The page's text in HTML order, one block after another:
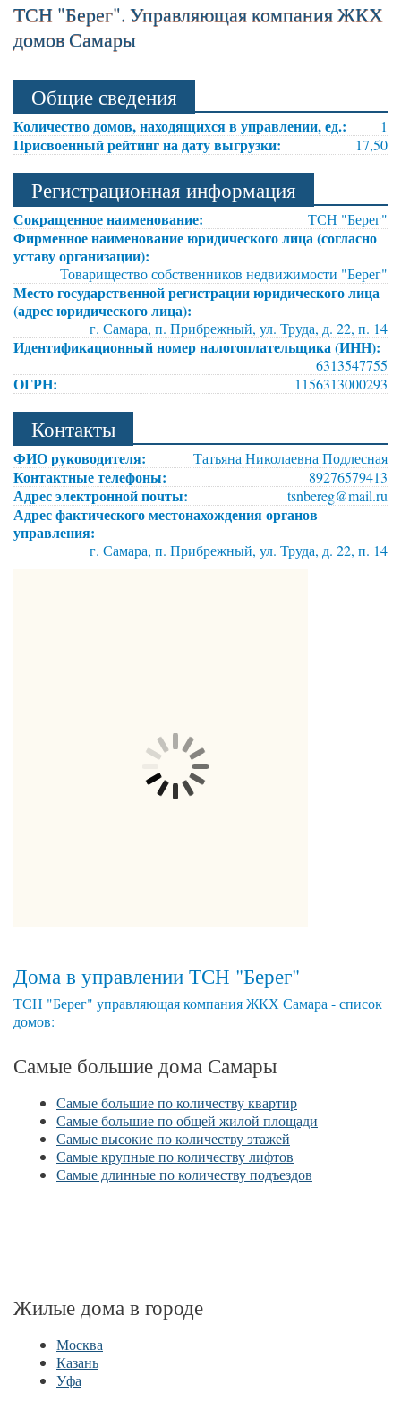
ТСН "Берег". Управляющая компания ЖКХ
домов Самары
Общие сведения
Количество домов, находящихся в управлении, ед.: 1
Присвоенный рейтинг на дату выгрузки: 17,50
Регистрационная информация
Сокращенное наименование: ТСН "Берег"
Фирменное наименование юридического лица (согласно
уставу организации):
Товарищество собственников недвижимости "Берег"
Место государственной регистрации юридического лица
(адрес юридического лица):
г. Самара, п. Прибрежный, ул. Труда, д. 22, п. 14
Идентификационный номер налогоплательщика (ИНН):
6313547755
ОГРН: 1156313000293
Контакты
ФИО руководителя: Татьяна Николаевна Подлесная
Контактные телефоны: 89276579413
Адрес электронной почты: tsnbereg@mail.ru
Адрес фактического местонахождения органов
управления:
г. Самара, п. Прибрежный, ул. Труда, д. 22, п. 14
Дома в управлении ТСН "Берег"
ТСН "Берег" управляющая компания ЖКХ Самара - список
домов:
Самые большие дома Самары
Самые большие по количеству квартир
Самые большие по общей жилой площади
Самые высокие по количеству этажей
Самые крупные по количеству лифтов
Самые длинные по количеству подъездов
Жилые дома в городе
Москва
Казань
Уфа